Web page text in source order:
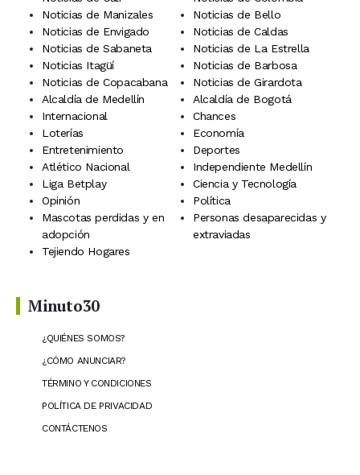
Noticias de Manizales
Noticias de Bello
Noticias de Envigado
Noticias de Caldas
Noticias de Sabaneta
Noticias de La Estrella
Noticias Itagüí
Noticias de Barbosa
Noticias de Copacabana
Noticias de Girardota
Alcaldía de Medellín
Alcaldía de Bogotá
Internacional
Chances
Loterías
Economía
Entretenimiento
Deportes
Atlético Nacional
Independiente Medellín
Liga Betplay
Ciencia y Tecnología
Opinión
Política
Mascotas perdidas y en
adopción
Personas desaparecidas y
extraviadas
Tejiendo Hogares
Minuto30
¿QUIÉNES SOMOS?
¿CÓMO ANUNCIAR?
TÉRMINO Y CONDICIONES
POLÍTICA DE PRIVACIDAD
CONTÁCTENOS